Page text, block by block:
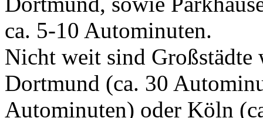
ca. 5-10 Autominuten.
Nicht weit sind Großstädte
Dortmund (ca. 30
Autominuten) oder Köln